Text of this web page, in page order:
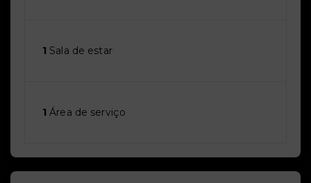
1 Sala de estar
1 Área de serviço